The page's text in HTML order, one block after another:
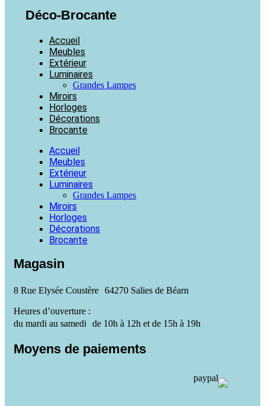
Déco-Brocante
Accueil
Meubles
Extérieur
Luminaires
Grandes Lampes
Miroirs
Horloges
Décorations
Brocante
Accueil
Meubles
Extérieur
Luminaires
Grandes Lampes
Miroirs
Horloges
Décorations
Brocante
Magasin
8 Rue Elysée Coustère 64270 Salies de Béarn
Heures d’ouverture :
du mardi au samedi de 10h à 12h et de 15h à 19h
Moyens de paiements